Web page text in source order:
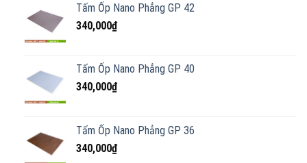
Tấm Ốp Nano Phẳng GP 42
340,000₫
Tấm Ốp Nano Phẳng GP 40
340,000₫
Tấm Ốp Nano Phẳng GP 36
340,000₫